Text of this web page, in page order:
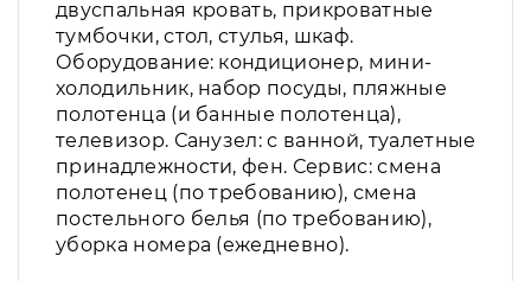
двуспальная кровать, прикроватные
тумбочки, стол, стулья, шкаф.
Оборудование: кондиционер, мини-
холодильник, набор посуды, пляжные
полотенца (и банные полотенца),
телевизор. Санузел: с ванной, туалетные
принадлежности, фен. Сервис: смена
полотенец (по требованию), смена
постельного белья (по требованию),
уборка номера (ежедневно).